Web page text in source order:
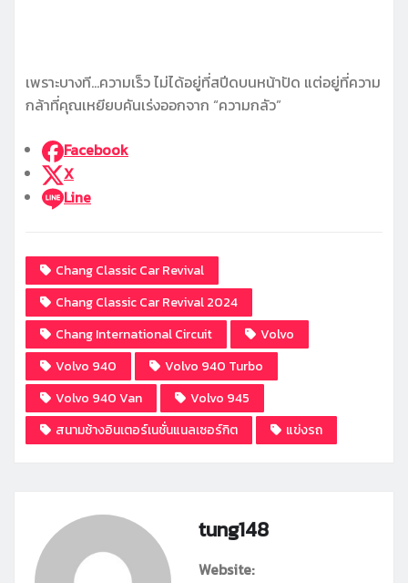
เพราะบางที…ความเร็ว ไม่ได้อยู่ที่สปีดบนหน้าปัด แต่อยู่ที่ความ
กล้าที่คุณเหยียบคันเร่งออกจาก “ความกลัว”
Facebook
X
Line
Chang Classic Car Revival
Chang Classic Car Revival 2024
Chang International Circuit
Volvo
Volvo 940
Volvo 940 Turbo
Volvo 940 Van
Volvo 945
สนามช้างอินเตอร์เนชั่นแนลเซอร์กิต
แข่งรถ
tung148
Website: